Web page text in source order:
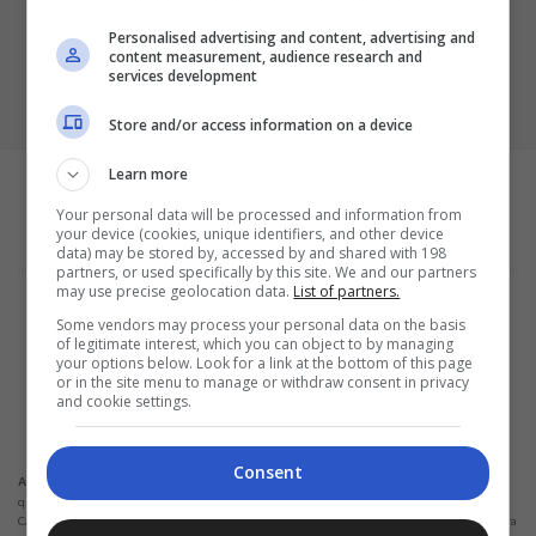
Termos e Condições
Configurações de privacidade e cookies
Sobre a empresa
ALPHAZEN TECHNOLOGIES LIMITED
Email: networknewsinc@gmail.com
Atenção:
Não solicitamos em nenhuma situação quantias em dinheiro para liberação de
qualquer tipo de produto financeiro, seja cartão de crédito, financiamento ou empréstimo.
Caso isto aconteça nos avise pelo formulário imediatamente. Observações: Trabalhamos para
Personalised advertising and content, advertising and
content measurement, audience research and
services development
Store and/or access information on a device
Learn more
Your personal data will be processed and information from
your device (cookies, unique identifiers, and other device
data) may be stored by, accessed by and shared with 198
partners, or used specifically by this site. We and our partners
may use precise geolocation data. List of partners.
Some vendors may process your personal data on the basis
of legitimate interest, which you can object to by managing
your options below. Look for a link at the bottom of this page
or in the site menu to manage or withdraw consent in privacy
and cookie settings.
Consent